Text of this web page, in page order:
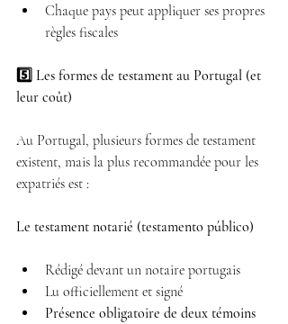
Chaque pays peut appliquer ses propres
règles fiscales
5️⃣ Les formes de testament au Portugal (et
leur coût)
Au Portugal, plusieurs formes de testament
existent, mais la plus recommandée pour les
expatriés est :
Le testament notarié (testamento público)
Rédigé devant un notaire portugais
Lu officiellement et signé
Présence obligatoire de deux témoins